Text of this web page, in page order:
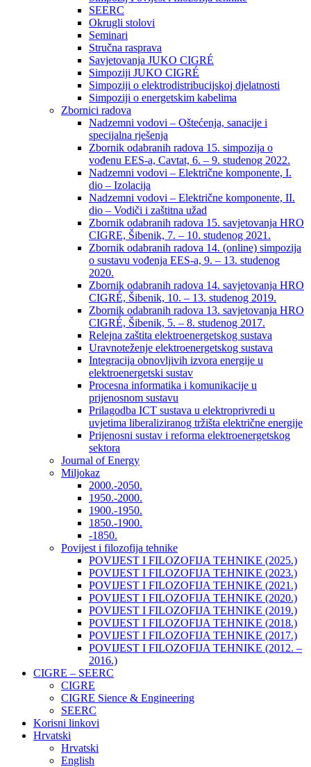
SEERC
Okrugli stolovi
Seminari​
Stručna rasprava​
Savjetovanja JUKO CIGRÉ
Simpoziji JUKO CIGRÉ
Simpoziji o elektrodistribucijskoj djelatnosti
Simpoziji o energetskim kabelima
Zbornici radova
Nadzemni vodovi – Oštećenja, sanacije i
specijalna rješenja
Zbornik odabranih radova 15. simpozija o
vođenu EES-a, Cavtat, 6. – 9. studenog 2022.
Nadzemni vodovi – Električne komponente, I.
dio – Izolacija
Nadzemni vodovi – Električne komponente, II.
dio – Vodiči i zaštitna užad
Zbornik odabranih radova 15. savjetovanja HRO
CIGRE, Šibenik, 7. – 10. studenog 2021.
Zbornik odabranih radova 14. (online) simpozija
o sustavu vođenja EES-a, 9. – 13. studenog
2020.
Zbornik odabranih radova 14. savjetovanja HRO
CIGRÉ, Šibenik, 10. – 13. studenog 2019.
Zbornik odabranih radova 13. savjetovanja HRO
CIGRÉ, Šibenik, 5. – 8. studenog 2017.
Relejna zaštita elektroenergetskog sustava
Uravnoteženje elektroenergetskog sustava
Integracija obnovljivih izvora energije u
elektroenergetski sustav
Procesna informatika i komunikacije u
prijenosnom sustavu
Prilagodba ICT sustava u elektroprivredi u
uvjetima liberaliziranog tržišta električne energije
Prijenosni sustav i reforma elektroenergetskog
sektora
Journal of Energy
Miljokaz
2000.-2050.
1950.-2000.
1900.-1950.
1850.-1900.
-1850.
Povijest i filozofija tehnike
POVIJEST I FILOZOFIJA TEHNIKE (2025.)
POVIJEST I FILOZOFIJA TEHNIKE (2023.)
POVIJEST I FILOZOFIJA TEHNIKE (2021.)
POVIJEST I FILOZOFIJA TEHNIKE (2020.)
POVIJEST I FILOZOFIJA TEHNIKE (2019.)
POVIJEST I FILOZOFIJA TEHNIKE (2018.)
POVIJEST I FILOZOFIJA TEHNIKE (2017.)
POVIJEST I FILOZOFIJA TEHNIKE (2012. –
2016.)
CIGRE – SEERC
CIGRE
CIGRE Sience & Engineering
SEERC
Korisni linkovi
Hrvatski
Hrvatski
English